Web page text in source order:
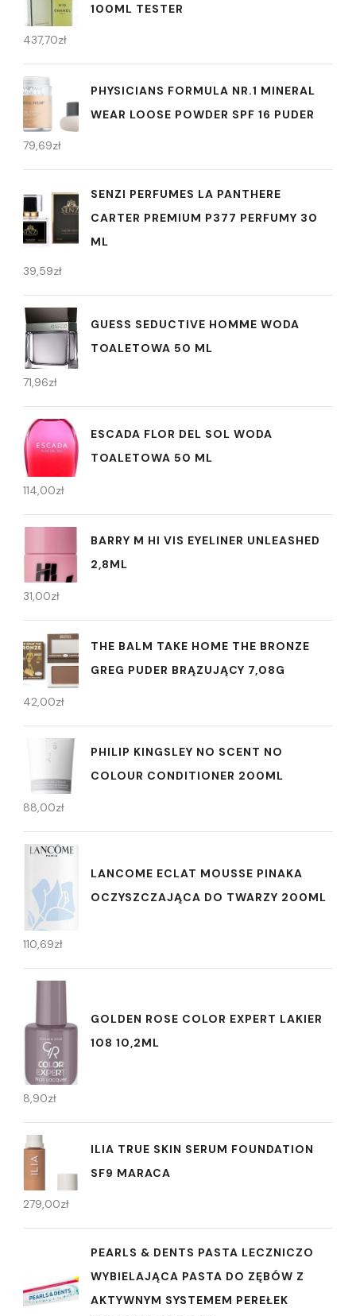
100ML TESTER
437,70zł
PHYSICIANS FORMULA NR.1 MINERAL
WEAR LOOSE POWDER SPF 16 PUDER
79,69zł
SENZI PERFUMES LA PANTHERE
CARTER PREMIUM P377 PERFUMY 30
ML
39,59zł
GUESS SEDUCTIVE HOMME WODA
TOALETOWA 50 ML
71,96zł
ESCADA FLOR DEL SOL WODA
TOALETOWA 50 ML
114,00zł
BARRY M HI VIS EYELINER UNLEASHED
2,8ML
31,00zł
THE BALM TAKE HOME THE BRONZE
GREG PUDER BRĄZUJĄCY 7,08G
42,00zł
PHILIP KINGSLEY NO SCENT NO
COLOUR CONDITIONER 200ML
88,00zł
LANCOME ECLAT MOUSSE PINAKA
OCZYSZCZAJĄCA DO TWARZY 200ML
110,69zł
GOLDEN ROSE COLOR EXPERT LAKIER
108 10,2ML
8,90zł
ILIA TRUE SKIN SERUM FOUNDATION
SF9 MARACA
279,00zł
PEARLS & DENTS PASTA LECZNICZO
WYBIELAJĄCA PASTA DO ZĘBÓW Z
AKTYWNYM SYSTEMEM PEREŁEK